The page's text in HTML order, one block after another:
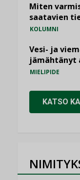
Miten
saatavien
KOLUMNI
Vesi- ja
jämähtänyt
MIELIPIDE
KATSO